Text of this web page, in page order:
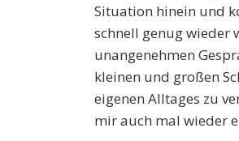
Situation hinein und
schnell genug wieder
unangenehmen
kleinen und großen
eigenen Alltages zu
mir auch mal wieder